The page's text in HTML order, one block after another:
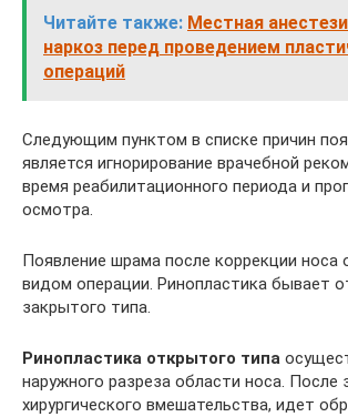
Читайте также: Местная
наркоз перед проведением
операций
Следующим пунктом в списке причин
является игнорирование врачебной
время реабилитационного периода и
осмотра.
Появление шрама после коррекции носа
видом операции. Ринопластика бывает
закрытого типа.
Ринопластика открытого типа
наружного разреза области носа. После
хирургического вмешательства, идет